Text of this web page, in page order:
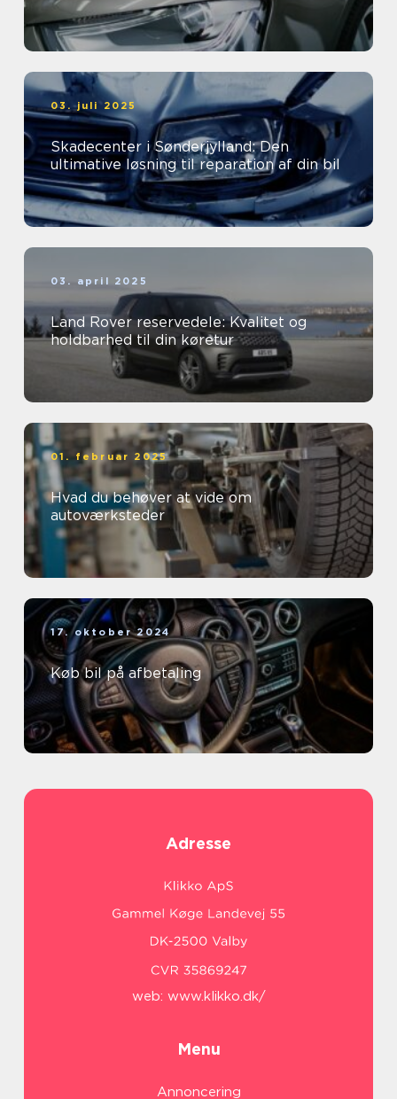
03. juli 2025
Skadecenter i Sønderjylland: Den
ultimative løsning til reparation af din bil
03. april 2025
Land Rover reservedele: Kvalitet og
holdbarhed til din køretur
01. februar 2025
Hvad du behøver at vide om
autoværksteder
17. oktober 2024
Køb bil på afbetaling
Adresse
web: www.klikko.dk/
Menu
Annoncering